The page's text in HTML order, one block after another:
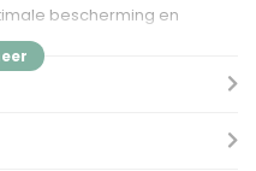
bescherming en